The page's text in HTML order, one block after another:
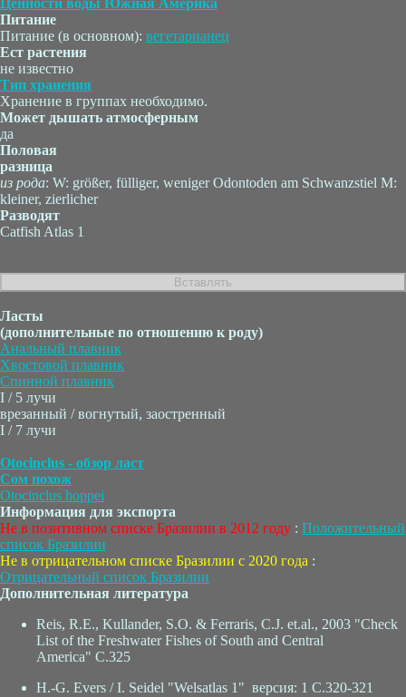
Ценности воды Южная Америка
Питание
Питание (в основном): вегетарианец
Ест растения
не известно
Тип хранения
Хранение в группах необходимо.
Может дышать атмосферным
да
Половая
разница
из рода: W: größer, fülliger, weniger Odontoden am Schwanzstiel M:
kleiner, zierlicher
Разводят
Catfish Atlas 1
Ласты
(дополнительные по отношению к роду)
Анальный плавник
Хвостовой плавник
Спинной плавник
I / 5 лучи
врезанный / вогнутый, заостренный
I / 7 лучи
Otocinclus - обзор ласт
Сом похож
Otocinclus hoppei
Информация для экспорта
Не в позитивном списке Бразилии в 2012 году : Положительный
список Бразилии
Не в отрицательном списке Бразилии с 2020 года :
Отрицательный список Бразилии
Дополнительная литература
Reis, R.E., Kullander, S.O. & Ferraris, C.J. et.al., 2003 "Check
List of the Freshwater Fishes of South and Central
America" C.325
H.-G. Evers / I. Seidel "Welsatlas 1" версия: 1 C.320-321